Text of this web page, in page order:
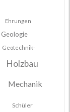
Ehrungen
Geologie
Geotechnik-
Holzbau
Mechanik
Schüler